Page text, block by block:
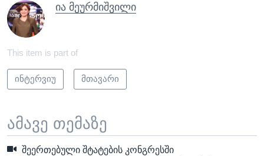
ია მეურმიშვილი
This item is part of
ინტერვიუ მთავარი
ამავე თემაზე
შეერთებული შტატების კონგრესში